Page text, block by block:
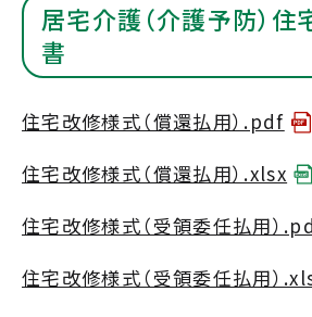
居宅介護（介護予防）
書
住宅改修様式（償還払用）.pdf
住宅改修様式（償還払用）.xlsx
住宅改修様式（受領委任払用）
住宅改修様式（受領委任払用）